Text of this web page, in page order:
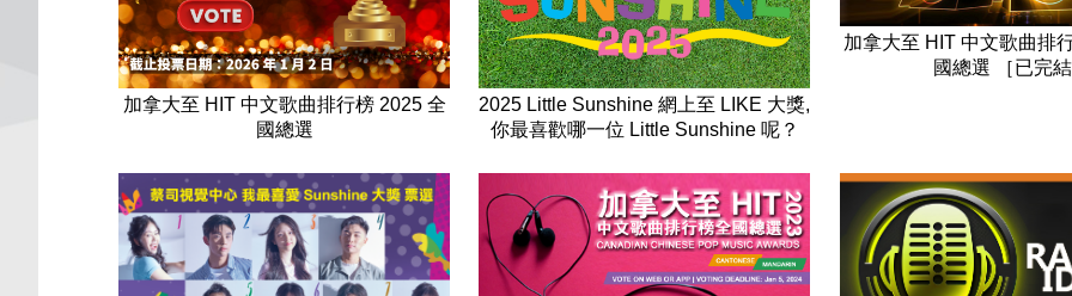
加拿大至 HIT 中文歌曲排行榜 2025 全
國總選
2025 Little Sunshine 網上至 LIKE 大獎,
你最喜歡哪一位 Little Sunshine 呢？
加拿大至 HIT 中文歌曲排
國總選 ［已完